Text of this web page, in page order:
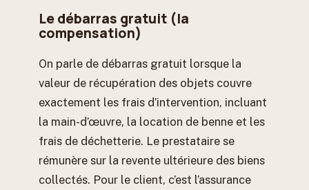
Le débarras gratuit (la
compensation)
On parle de débarras gratuit lorsque la
valeur de récupération des objets couvre
exactement les frais d’intervention, incluant
la main-d’œuvre, la location de benne et les
frais de déchetterie. Le prestataire se
rémunère sur la revente ultérieure des biens
collectés. Pour le client, c’est l’assurance